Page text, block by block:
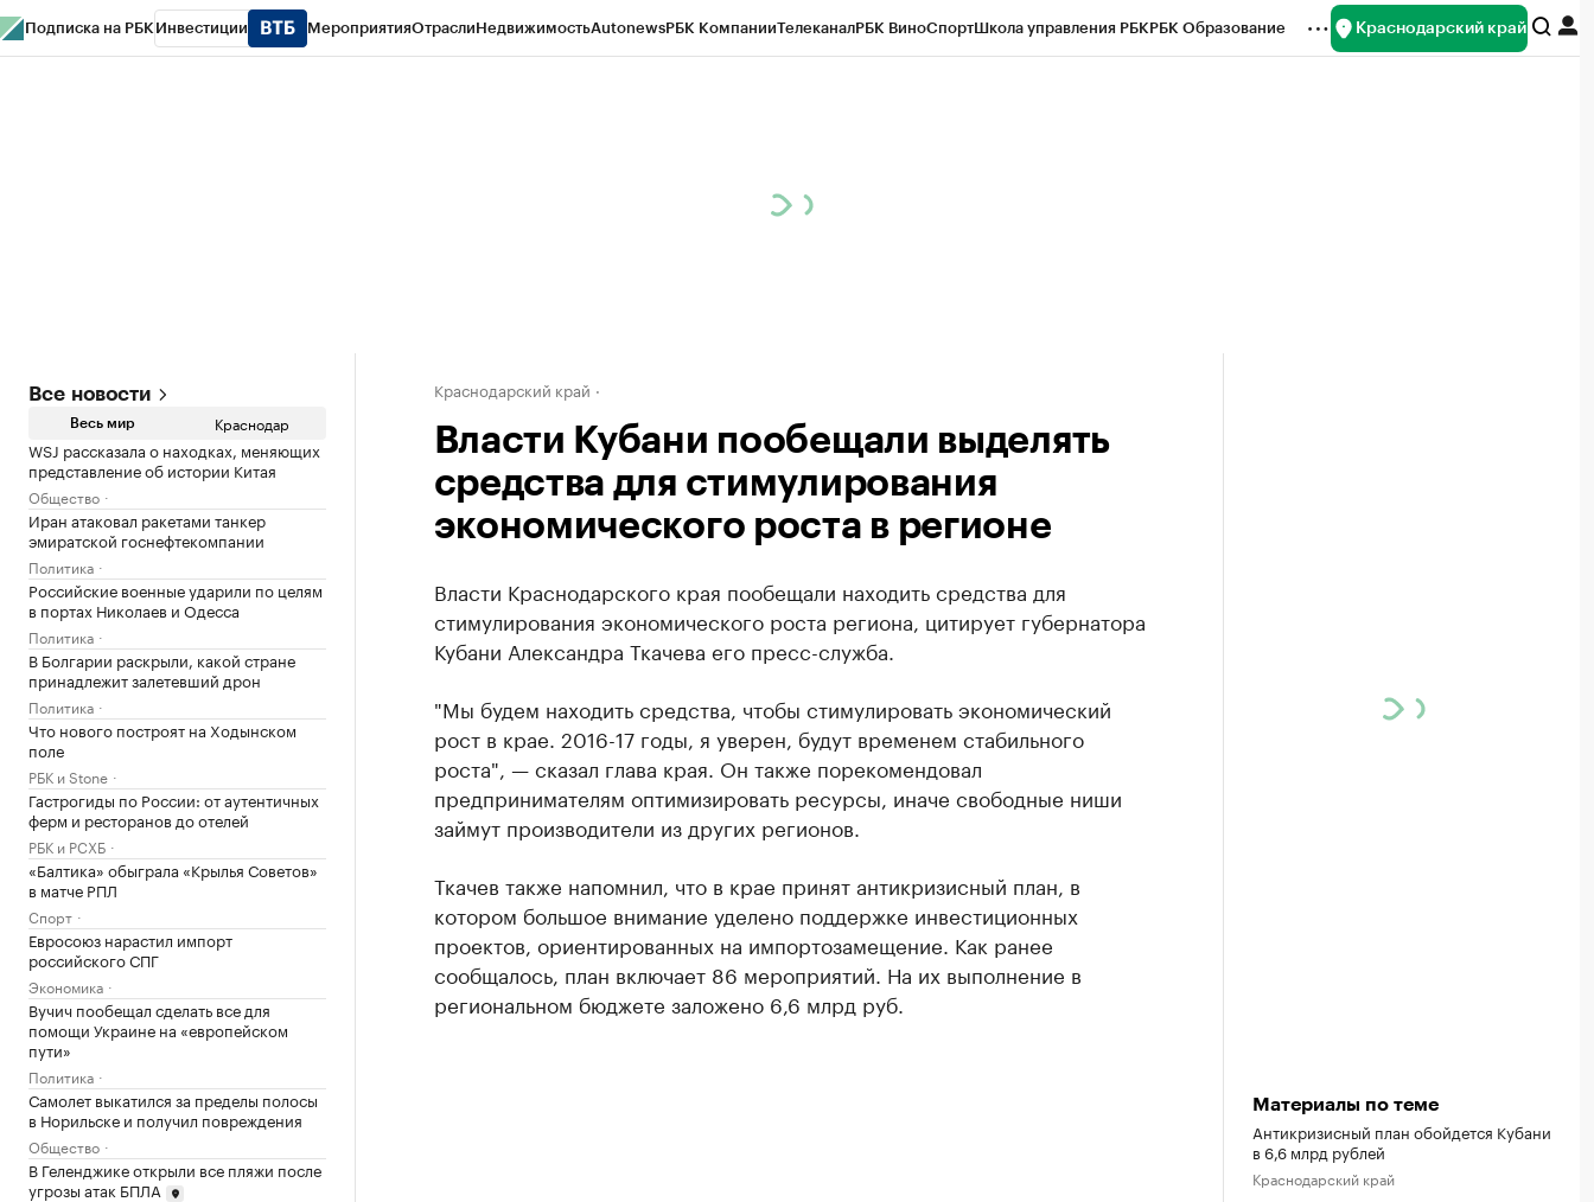
Подписка на РБК Инвестиции МероприятияОтраслиНедвижимостьAutonewsРБК КомпанииТелеканалРБК ВиноСпортШкола управления РБКРБК Образование Краснодарский край
Все новости
Весь мир Краснодар
WSJ рассказала о находках, меняющих
представление об истории Китая
Общество
Иран атаковал ракетами танкер
эмиратской госнефтекомпании
Политика
Российские военные ударили по целям
в портах Николаев и Одесса
Политика
В Болгарии раскрыли, какой стране
принадлежит залетевший дрон
Политика
Что нового построят на Ходынском
поле
РБК и Stone
Гастрогиды по России: от аутентичных
ферм и ресторанов до отелей
РБК и РСХБ
«Балтика» обыграла «Крылья Советов»
в матче РПЛ
Спорт
Евросоюз нарастил импорт
российского СПГ
Экономика
Вучич пообещал сделать все для
помощи Украине на «европейском
пути»
Политика
Самолет выкатился за пределы полосы
в Норильске и получил повреждения
Общество
В Геленджике открыли все пляжи после
угрозы атак БПЛА
Краснодарский край
Власти Кубани пообещали выделять
средства для стимулирования
экономического роста в регионе
Власти Краснодарского края пообещали находить средства для
стимулирования экономического роста региона, цитирует губернатора
Кубани Александра Ткачева его пресс-служба.
"Мы будем находить средства, чтобы стимулировать экономический
рост в крае. 2016-17 годы, я уверен, будут временем стабильного
роста", — сказал глава края. Он также порекомендовал
предпринимателям оптимизировать ресурсы, иначе свободные ниши
займут производители из других регионов.
Ткачев также напомнил, что в крае принят антикризисный план, в
котором большое внимание уделено поддержке инвестиционных
проектов, ориентированных на импортозамещение. Как ранее
сообщалось, план включает 86 мероприятий. На их выполнение в
региональном бюджете заложено 6,6 млрд руб.
Материалы по теме
Антикризисный план обойдется Кубани
в 6,6 млрд рублей
Краснодарский край